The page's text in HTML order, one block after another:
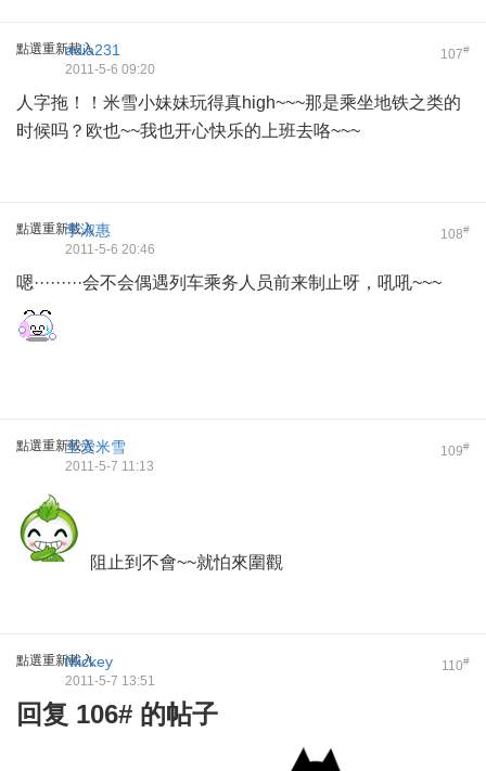
點選重新載入 107#
adia231
2011-5-6 09:20
人字拖！！米雪小妹妹玩得真high~~~那是乘坐地铁之类的
时候吗？欧也~~我也开心快乐的上班去咯~~~
點選重新載入 108#
李淑惠
2011-5-6 20:46
嗯·········会不会偶遇列车乘务人员前来制止呀，吼吼~~~
點選重新載入 109#
至愛米雪
2011-5-7 11:13
阻止到不會~~就怕來圍觀
點選重新載入 110#
Mickey
2011-5-7 13:51
回复 106# 的帖子